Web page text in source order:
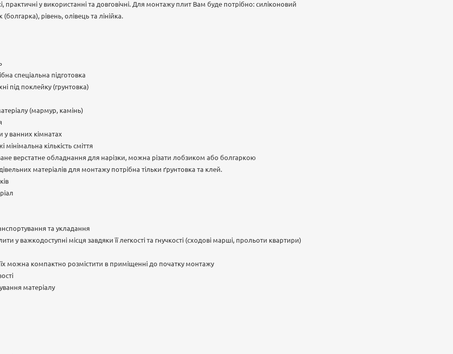
практичні у використанні та довговічні. Для монтажу плит Вам буде потрібно: силіконовий
рівень, олівець та лінійка.
спеціальна підготовка
під поклейку (грунтовка)
(мармур, камінь)
ванних кімнатах
мінімальна кількість сміття
верстатне обладнання для нарізки, можна різати лобзиком або болгаркою
матеріалів для монтажу потрібна тільки ґрунтовка та клей.
та укладання
у важкодоступні місця завдяки її легкості та гнучкості (сходові марші, прольоти квартири)
їх можна компактно розмістити в приміщенні до початку монтажу
матеріалу